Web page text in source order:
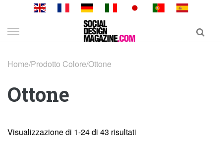
Skip
Home/Prodotto Colore/Ottone
Ottone
Visualizzazione di 1-24 di 43 risultati